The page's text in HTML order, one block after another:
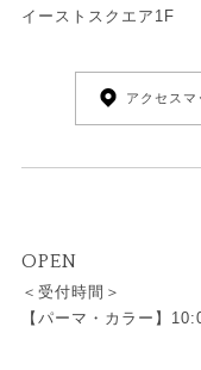
イーストスクエア1F
アクセスマ
OPEN
＜受付時間＞
【パーマ・カラー】